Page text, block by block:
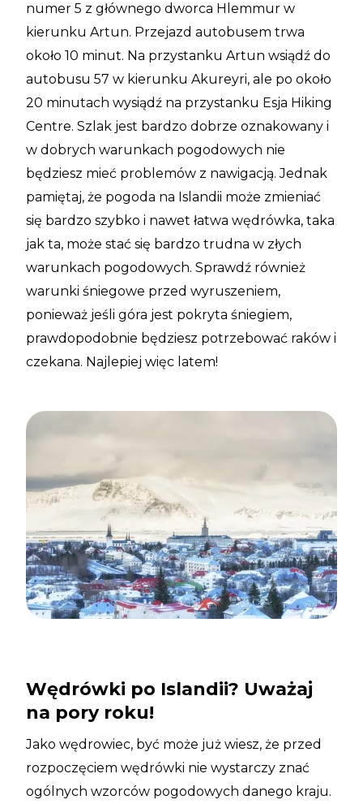
numer 5 z głównego dworca Hlemmur w
kierunku Artun. Przejazd autobusem trwa
około 10 minut. Na przystanku Artun wsiądź do
autobusu 57 w kierunku Akureyri, ale po około
20 minutach wysiądź na przystanku Esja Hiking
Centre. Szlak jest bardzo dobrze oznakowany i
w dobrych warunkach pogodowych nie
będziesz mieć problemów z nawigacją. Jednak
pamiętaj, że pogoda na Islandii może zmieniać
się bardzo szybko i nawet łatwa wędrówka, taka
jak ta, może stać się bardzo trudna w złych
warunkach pogodowych. Sprawdź również
warunki śniegowe przed wyruszeniem,
ponieważ jeśli góra jest pokryta śniegiem,
prawdopodobnie będziesz potrzebować raków i
czekana. Najlepiej więc latem!
Wędrówki po Islandii? Uważaj
na pory roku!
Jako wędrowiec, być może już wiesz, że przed
rozpoczęciem wędrówki nie wystarczy znać
ogólnych wzorców pogodowych danego kraju.